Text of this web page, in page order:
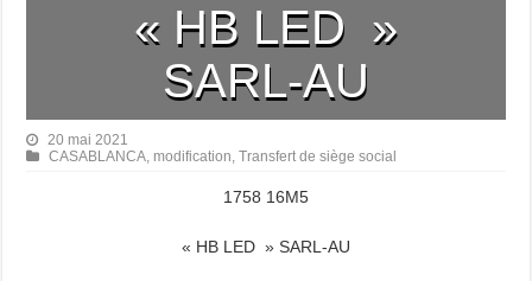
« HB LED »
SARL-AU
20 mai 2021
CASABLANCA, modification,Transfert de siège social
1758 16M5
« HB LED » SARL-AU